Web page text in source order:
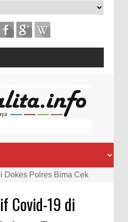
Dokes Polres Bima Cek
Tenggelam di Perairan
Covid-19 di